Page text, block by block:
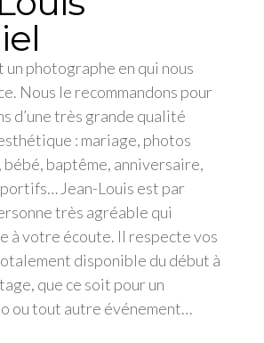
un photographe en qui nous
Nous le recommandons pour
d’une très grande qualité
: mariage, photos
bébé, baptême, anniversaire,
Jean-Louis est par
très agréable qui
à votre écoute. Il respecte vos
disponible du début à
que ce soit pour un
ou tout autre événement…